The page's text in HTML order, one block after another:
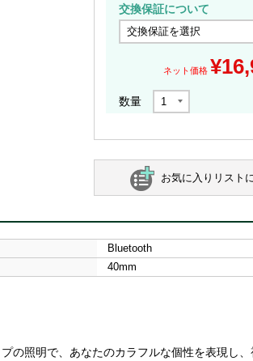
交換保証について
ネット価格 ¥
数量
お気に入りリスト
Bluetooth
40mm
の照明で、あなたのカラフルな個性を表現し